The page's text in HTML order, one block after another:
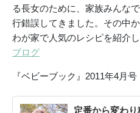
る長女のために、家族みんな
行錯誤してきました。その中
わが家で人気のレシピを紹介し
ブログ
『ベビーブック』2011年4月号
定番から変わ